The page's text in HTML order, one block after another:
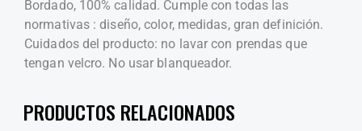
Bordado, 100% calidad. Cumple con todas las
normativas : diseño, color, medidas, gran definición.
Cuidados del producto: no lavar con prendas que
tengan velcro. No usar blanqueador.
PRODUCTOS RELACIONADOS